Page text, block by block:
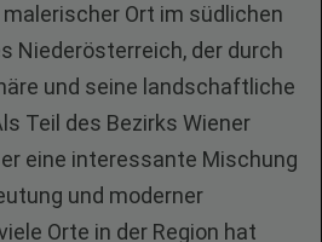
Ort im südlichen
Niederösterreich, der durch
und seine landschaftliche
Teil des Bezirks Wiener
eine interessante Mischung
und moderner
Orte in der Region hat